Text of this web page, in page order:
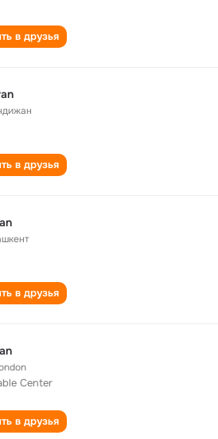
в друзья
в друзья
в друзья
Center
в друзья